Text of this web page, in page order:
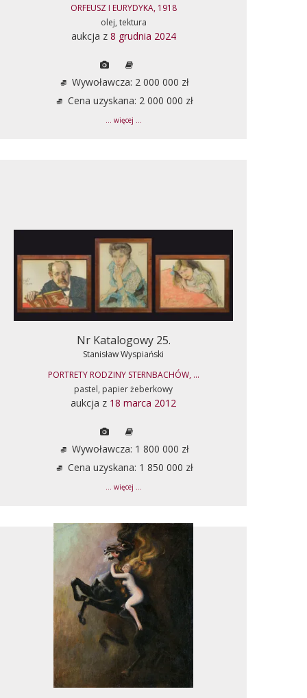
ORFEUSZ I EURYDYKA, 1918
olej, tektura
aukcja z 8 grudnia 2024
Wywoławcza: 2 000 000 zł
Cena uzyskana: 2 000 000 zł
... więcej ...
Nr Katalogowy 25.
Stanisław Wyspiański
PORTRETY RODZINY STERNBACHÓW, ...
pastel, papier żeberkowy
aukcja z 18 marca 2012
Wywoławcza: 1 800 000 zł
Cena uzyskana: 1 850 000 zł
... więcej ...